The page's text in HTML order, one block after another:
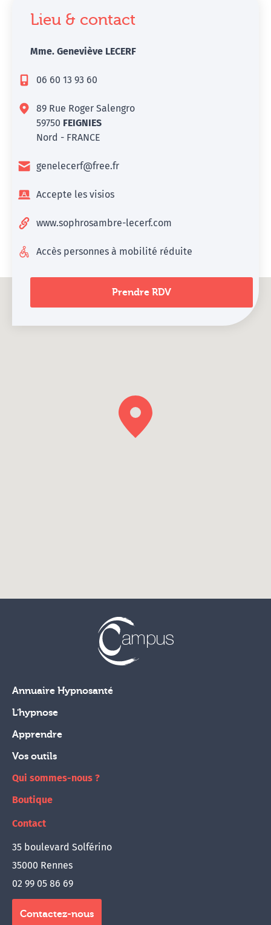
Lieu & contact
Mme. Geneviève LECERF
06 60 13 93 60
89 Rue Roger Salengro
59750 FEIGNIES
Nord - FRANCE
genelecerf@free.fr
Accepte les visios
www.sophrosambre-lecerf.com
Accès personnes à mobilité réduite
Prendre RDV
Annuaire Hypnosanté
L'hypnose
Apprendre
Vos outils
Qui sommes-nous ?
Boutique
Contact
35 boulevard Solférino
35000 Rennes
02 99 05 86 69
Contactez-nous